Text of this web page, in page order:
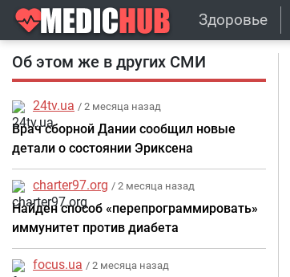
Здоровье
Об этом же в других СМИ
24tv.ua / 2 месяца назад
Врач сборной Дании сообщил новые
детали о состоянии Эриксена
charter97.org / 2 месяца назад
Найден способ «перепрограммировать»
иммунитет против диабета
focus.ua / 2 месяца назад